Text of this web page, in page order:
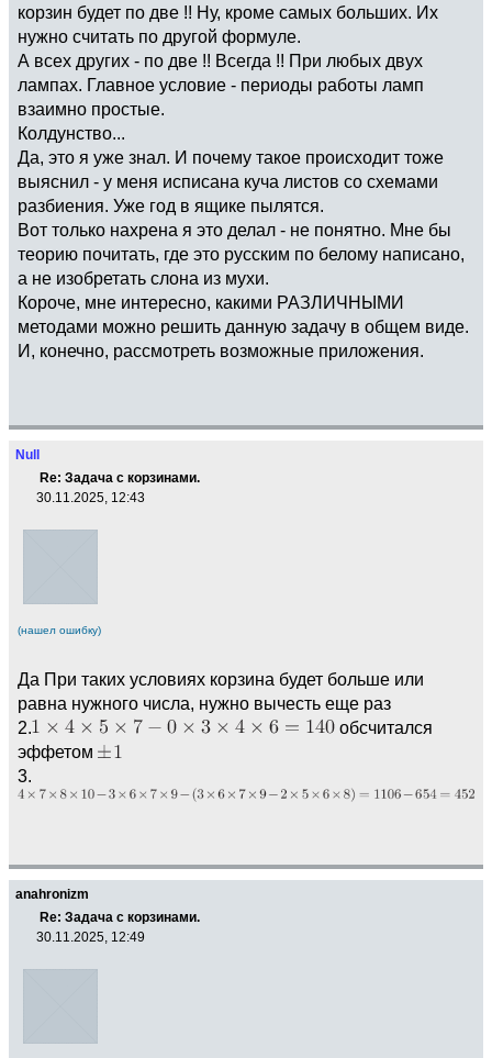
корзин будет по две !! Ну, кроме самых больших. Их
нужно считать по другой формуле.
А всех других - по две !! Всегда !! При любых двух
лампах. Главное условие - периоды работы ламп
взаимно простые.
Колдунство...
Да, это я уже знал. И почему такое происходит тоже
выяснил - у меня исписана куча листов со схемами
разбиения. Уже год в ящике пылятся.
Вот только нахрена я это делал - не понятно. Мне бы
теорию почитать, где это русским по белому написано,
а не изобретать слона из мухи.
Короче, мне интересно, какими РАЗЛИЧНЫМИ
методами можно решить данную задачу в общем виде.
И, конечно, рассмотреть возможные приложения.
Null
Re: Задача с корзинами.
30.11.2025, 12:43
(нашел ошибку)
Да При таких условиях корзина будет больше или
равна нужного числа, нужно вычесть еще раз
2.
обсчитался
эффетом
3.
anahronizm
Re: Задача с корзинами.
30.11.2025, 12:49